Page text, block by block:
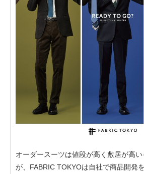
オーダースーツは値段が高く敷居が高
が、FABRIC TOKYOは自社で商品開発